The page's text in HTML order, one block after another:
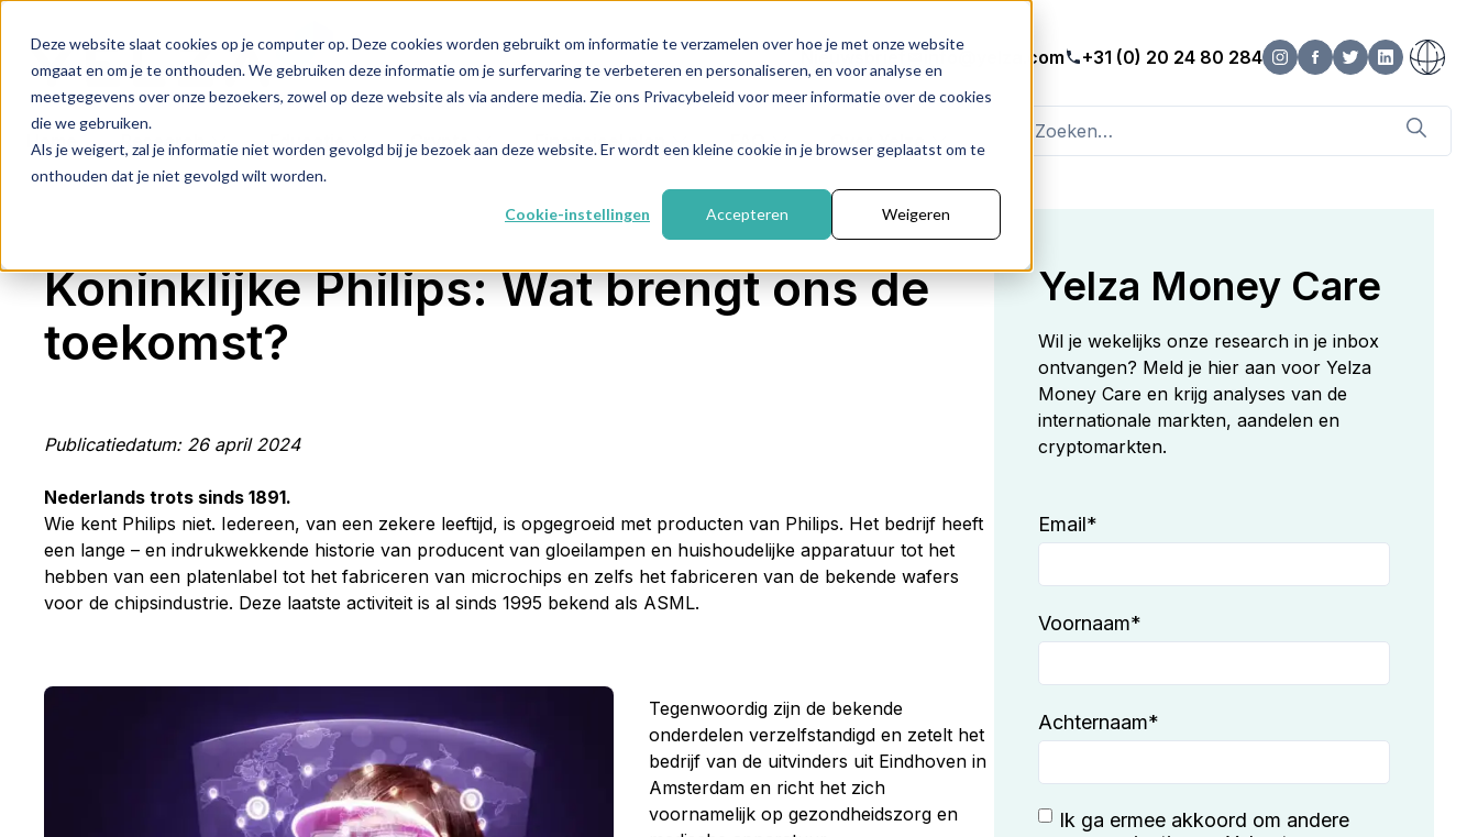
Deze website slaat cookies op je computer op. Deze cookies worden gebruikt om informatie te verzamelen over hoe je met onze website
omgaat en om je te onthouden. We gebruiken deze informatie om je surfervaring te verbeteren en personaliseren, en voor analyse en
meetgegevens over onze bezoekers, zowel op deze website als via andere media. Zie ons Privacybeleid voor meer informatie over de cookies
die we gebruiken.
Als je weigert, zal je informatie niet worden gevolgd bij je bezoek aan deze website. Er wordt een kleine cookie in je browser geplaatst om te
onthouden dat je niet gevolgd wilt worden.
Cookie-instellingen Accepteren Weigeren
Nieuwsbrief info@yelza.com +31 (0) 20 24 80 284
Home Research Educatie Crypto Financieel plan FAQ Over Yelza
Koninklijke Philips: Wat brengt ons de
toekomst?
Publicatiedatum: 26 april 2024
Nederlands trots sinds 1891.
Wie kent Philips niet. Iedereen, van een zekere leeftijd, is opgegroeid met producten van Philips. Het bedrijf heeft
een lange – en indrukwekkende historie van producent van gloeilampen en huishoudelijke apparatuur tot het
hebben van een platenlabel tot het fabriceren van microchips en zelfs het fabriceren van de bekende wafers
voor de chipsindustrie. Deze laatste activiteit is al sinds 1995 bekend als ASML.
Tegenwoordig zijn de bekende
onderdelen verzelfstandigd en zetelt het
bedrijf van de uitvinders uit Eindhoven in
Amsterdam en richt het zich
voornamelijk op gezondheidszorg en
Yelza Money Care
Wil je wekelijks onze research in je inbox
ontvangen? Meld je hier aan voor Yelza
Money Care en krijg analyses van de
internationale markten, aandelen en
cryptomarkten.
Email*
Voornaam*
Achternaam*
Ik ga ermee akkoord om andere